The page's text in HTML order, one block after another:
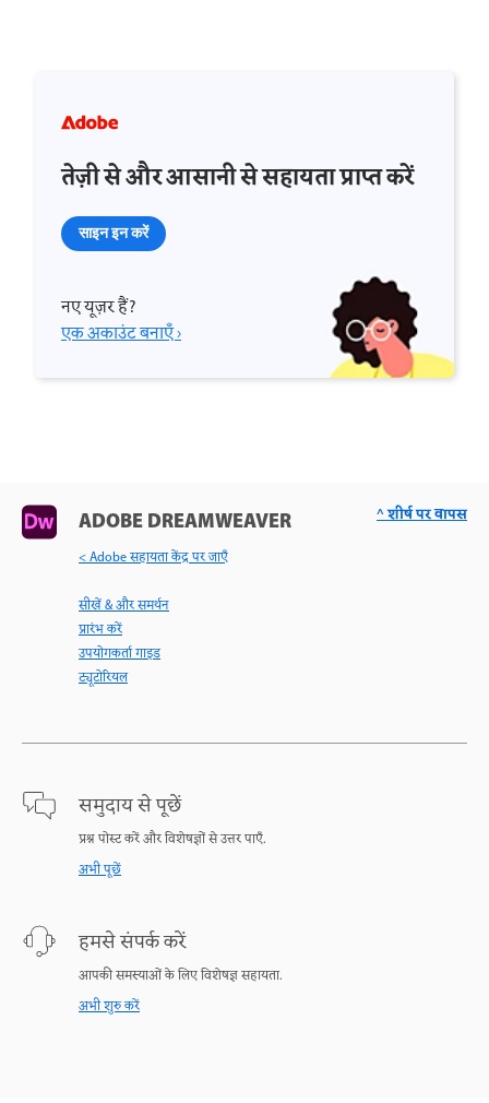
तेज़ी से और आसानी से सहायता प्राप्त करें
साइन इन करें
नए यूज़र हैं?
एक अकाउंट बनाएँ ›
ADOBE DREAMWEAVER
< Adobe सहायता केंद्र पर जाएँ
सीखें & और समर्थन
प्रारंभ करें
उपयोगकर्ता गाइड
ट्यूटोरियल
समुदाय से पूछें
प्रश्न पोस्ट करें और विशेषज्ञों से उत्तर पाएँ.
अभी पूछें
हमसे संपर्क करें
आपकी समस्याओं के लिए विशेषज्ञ सहायता.
अभी शुरु करें
^ शीर्ष पर वापस